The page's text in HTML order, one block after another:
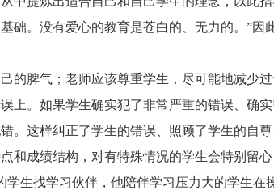
础。没有爱心的教育是苍白的、无力的。”
的脾气；老师应该尊重学生，尽可能地减少
上。如果学生确实犯了非常严重的错误、确
。这样纠正了学生的错误、照顾了学生的自尊
和成绩结构，对有特殊情况的学生会特别留
生找学习伙伴，他陪伴学习压力大的学生在